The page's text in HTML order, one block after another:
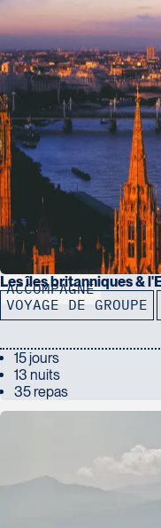
ACCOMPAGNÉ
Les îles britanniques &
VOYAGE DE GROUPE
15 jours
13 nuits
35 repas